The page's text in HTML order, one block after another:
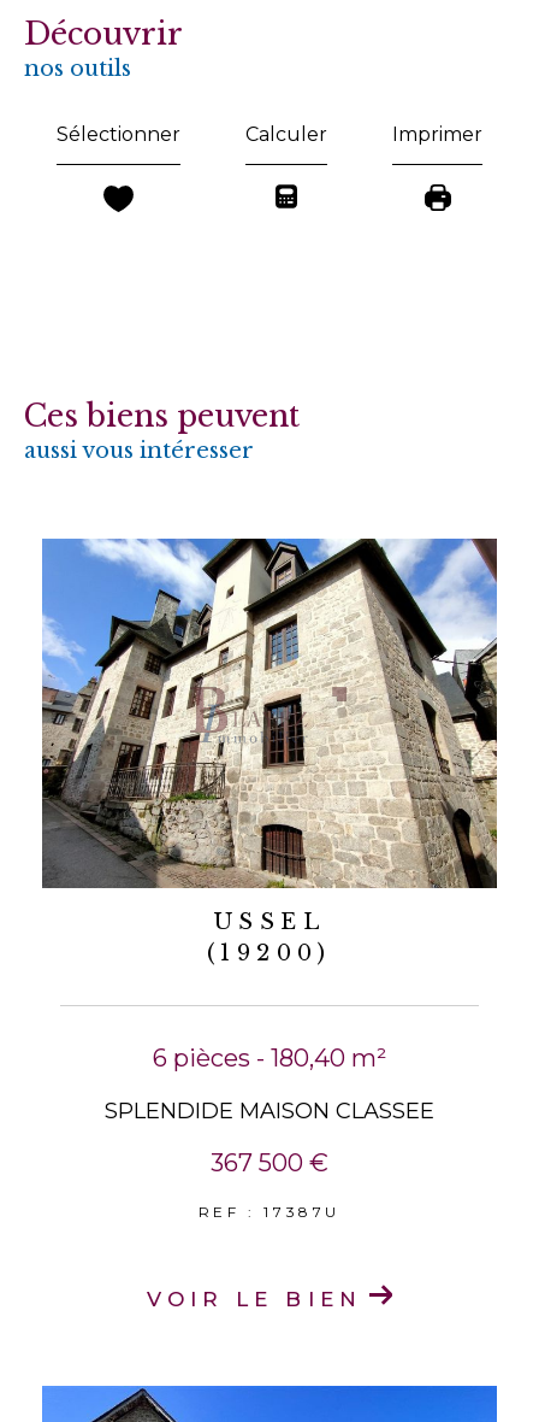
découvrir
nos outils
Sélectionner Calculer Imprimer
Ces biens peuvent
aussi vous intéresser
USSEL
(19200)
6 pièces - 180,40 m²
SPLENDIDE MAISON CLASSEE
367 500 €
REF : 17387U
VOIR LE BIEN